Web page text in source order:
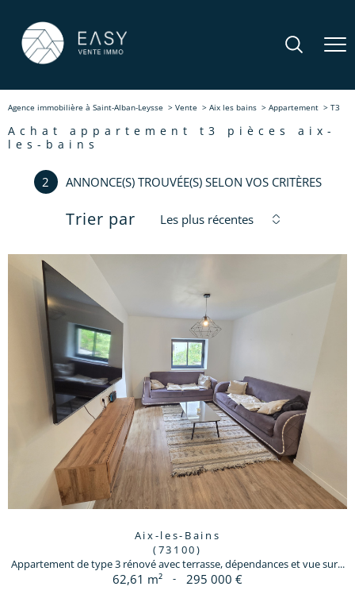
Agence immobilière à Saint-Alban-Leysse Vente Aix les bains Appartement T3
achat appartement t3 pièces aix-
les-bains
2 ANNONCE(S) TROUVÉE(S) SELON VOS CRITÈRES
Trier par Les plus récentes
Aix-les-Bains
(73100)
Appartement de type 3 rénové avec terrasse, dépendances et vue sur...
62,61 m² - 295 000 €